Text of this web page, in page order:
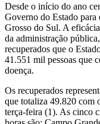
Desde o início do ano
Governo do Estado
Grosso do Sul. A
da administração
recuperados que o
41.551 mil pessoas que
doença.
Os recuperados
que totaliza 49.820 com
terça-feira (1). As cinco